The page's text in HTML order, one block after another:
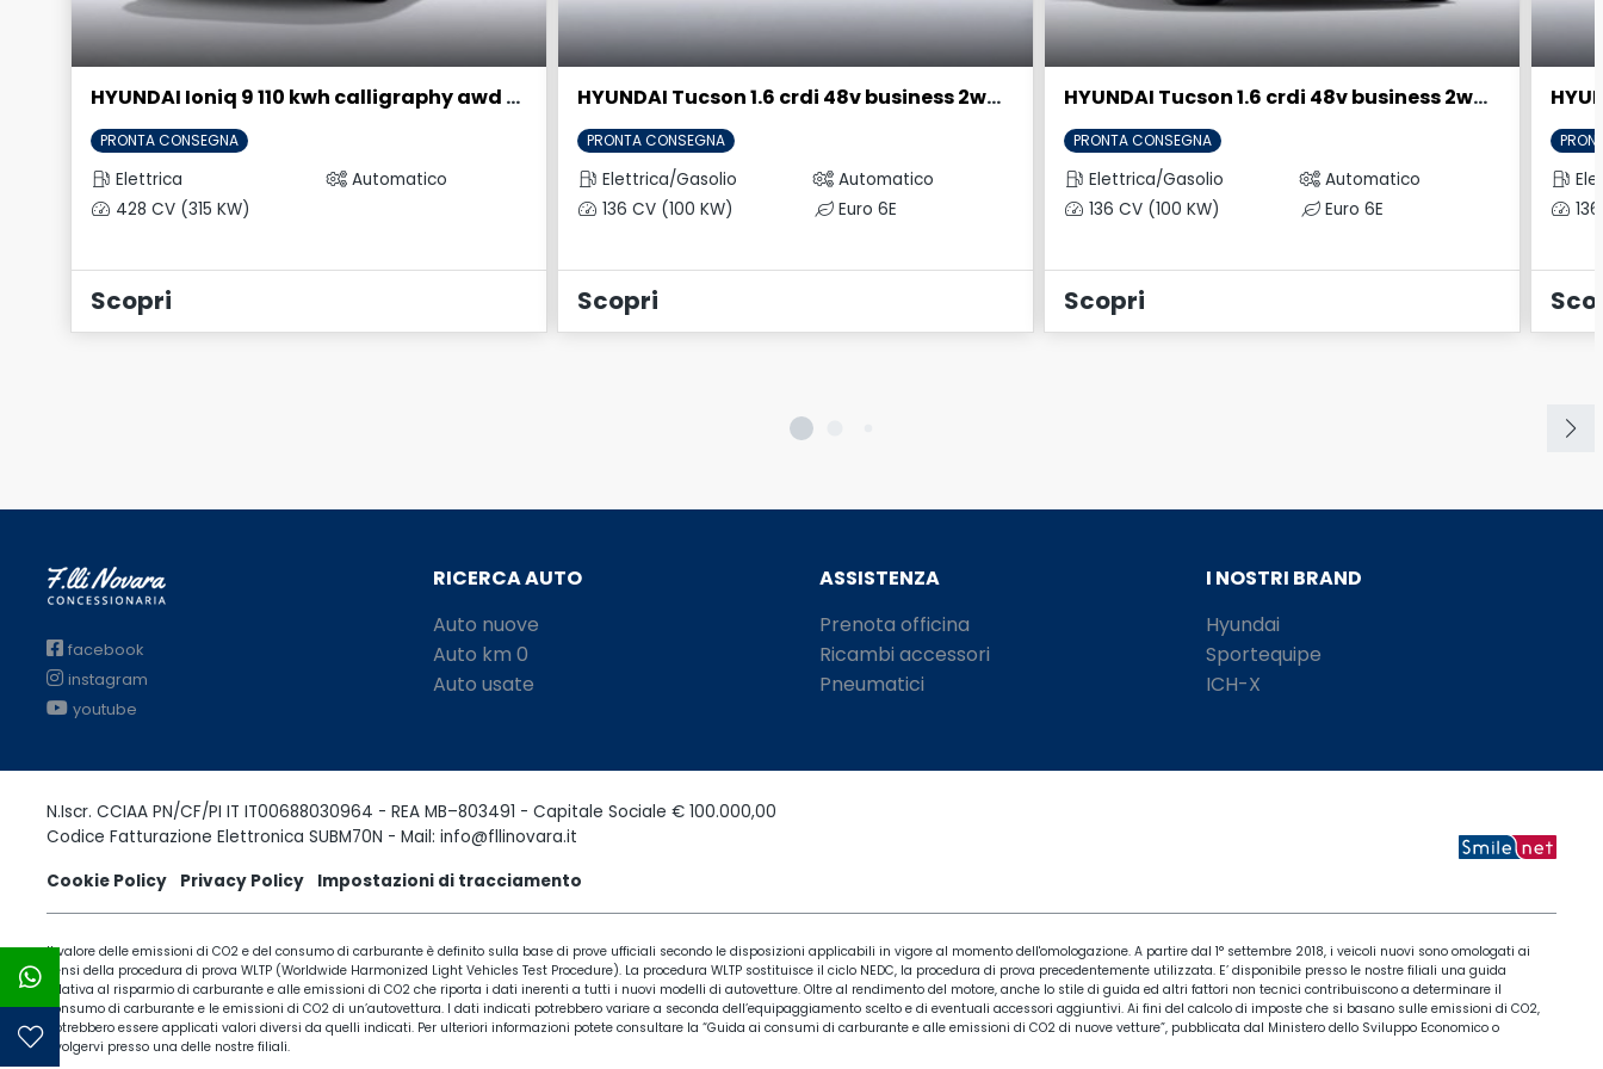
HYUNDAI Ioniq 9 110 kwh calligraphy awd performance
PRONTA CONSEGNA
Elettrica
Automatico
428 CV (315 KW)
Scopri
HYUNDAI Tucson 1.6 crdi 48v business 2wd dct
PRONTA CONSEGNA
Elettrica/Gasolio
Automatico
136 CV (100 KW)
Euro 6E
Scopri
HYUNDAI Tucson 1.6 crdi 48v business 2wd dct
PRONTA CONSEGNA
Elettrica/Gasolio
Automatico
136 CV (100 KW)
Euro 6E
Scopri
facebook
instagram
youtube
RICERCA AUTO
Auto nuove
Auto km 0
Auto usate
ASSISTENZA
Prenota officina
Ricambi accessori
Pneumatici
I NOSTRI BRAND
Hyundai
Sportequipe
ICH-X
N.Iscr. CCIAA PN/CF/PI IT IT00688030964 - REA MB–803491 - Capitale Sociale € 100.000,00
Codice Fatturazione Elettronica SUBM70N - Mail: info@fllinovara.it
Cookie Policy
Privacy Policy Impostazioni di tracciamento
Il valore delle emissioni di CO2 e del consumo di carburante è definito sulla base di prove ufficiali secondo le disposizioni applicabili in vigore al momento dell'omologazione. A partire dal 1° settembre 2018, i veicoli nuovi sono omologati ai
sensi della procedura di prova WLTP (Worldwide Harmonized Light Vehicles Test Procedure). La procedura WLTP sostituisce il ciclo NEDC, la procedura di prova precedentemente utilizzata. E’ disponibile presso le nostre filiali una guida
relativa al risparmio di carburante e alle emissioni di CO2 che riporta i dati inerenti a tutti i nuovi modelli di autovetture. Oltre al rendimento del motore, anche lo stile di guida ed altri fattori non tecnici contribuiscono a determinare il
consumo di carburante e le emissioni di CO2 di un’autovettura. I dati indicati potrebbero variare a seconda dell’equipaggiamento scelto e di eventuali accessori aggiuntivi. Ai fini del calcolo di imposte che si basano sulle emissioni di CO2,
potrebbero essere applicati valori diversi da quelli indicati. Per ulteriori informazioni potete consultare la “Guida ai consumi di carburante e alle emissioni di CO2 di nuove vetture”, pubblicata dal Ministero dello Sviluppo Economico o
rivolgervi presso una delle nostre filiali.